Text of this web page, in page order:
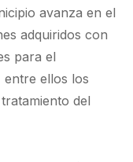
avanza en el
adquiridos con
para el
entre ellos los
del